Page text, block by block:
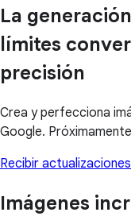
La
límites
precisión
Crea y perfecciona
Google.
Recibir actualizaciones
Imágenes